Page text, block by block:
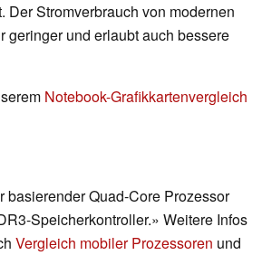
Stromverbrauch von modernen
geringer und erlaubt auch bessere
Notebook-Grafikkartenvergleich
basierender Quad-Core Prozessor
Speicherkontroller.» Weitere Infos
Vergleich mobiler Prozessoren und